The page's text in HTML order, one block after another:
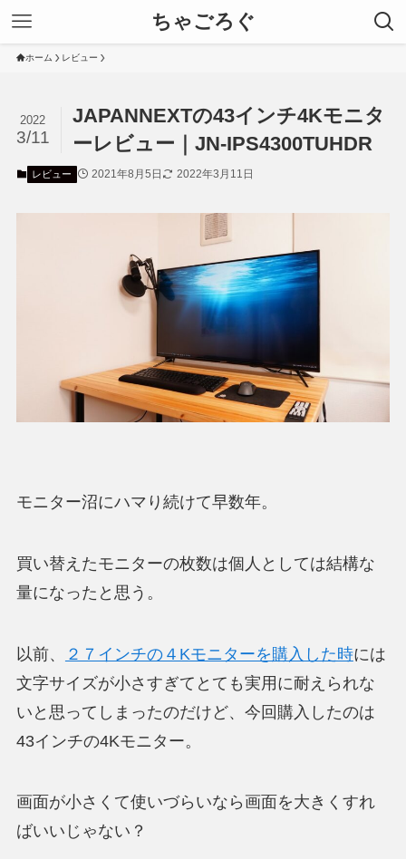
ちゃごろぐ
ホーム レビュー
JAPANNEXTの43インチ4Kモニタ
ーレビュー｜JN-IPS4300TUHDR
2022
3/11
レビュー 2021年8月5日 2022年3月11日
モニター沼にハマり続けて早数年。
買い替えたモニターの枚数は個人としては結構な
量になったと思う。
以前、 ２７インチの４Kモニターを購入した時には
文字サイズが小さすぎてとても実用に耐えられな
いと思ってしまったのだけど、今回購入したのは
43インチの4Kモニター。
画面が小さくて使いづらいなら画面を大きくすれ
ばいいじゃない？